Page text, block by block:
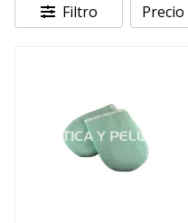
Filtro